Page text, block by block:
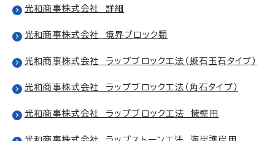
光和商事株式会社 詳細
光和商事株式会社 境界ブロック類
光和商事株式会社 ラップブロック工法（擬石玉石タイプ）
光和商事株式会社 ラップブロック工法（角石タイプ）
光和商事株式会社 ラップブロック工法 擁壁用